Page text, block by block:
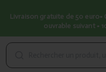
Livraison gratuite de 50 euro•
ouvrable suivant •